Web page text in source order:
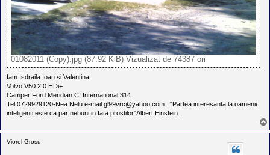
01082011 (Copy).jpg (87.92 KiB) Vizualizat de 74387 ori
fam.Isdraila Ioan si Valentina
Volvo V50 2.0 HDi+
Camper Ford Meridian CI International 314
Tel.0729929120-Nea Nelu e-mail gl99vrc@yahoo.com . "Partea interesanta la oamenii
inteligenti,este ca par nebuni in fata prostilor"Albert Einstein.
Viorel Grosu